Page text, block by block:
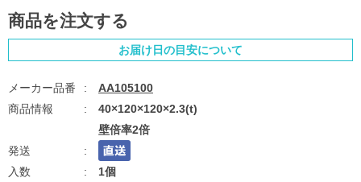
商品を注文する
お届け日の目安について
AA105100
40×120×120×2.3(t)
壁倍率2倍
1個